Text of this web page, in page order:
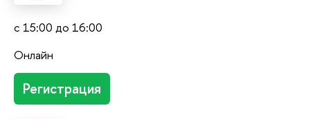
с 15:00 до 16:00
Онлайн
Регистрация